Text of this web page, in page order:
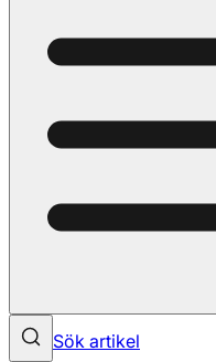
Sök artikel